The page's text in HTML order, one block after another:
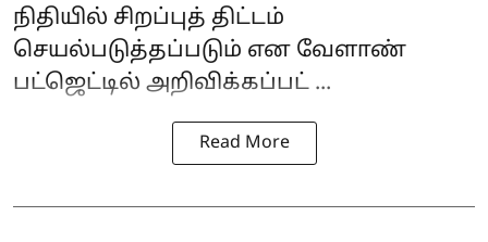
நிதியில் சிறப்புத் திட்டம்
செயல்படுத்தப்படும் என வேளாண்
பட்ஜெட்டில் அறிவிக்கப்பட் ...
Read More